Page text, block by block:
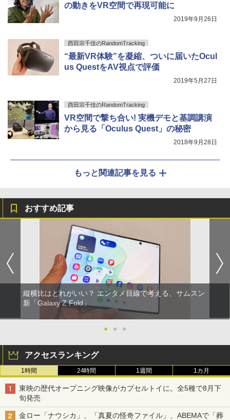
の動きをVR空間で再現可能に
2019年9月26日
西田宗千佳のRandomTracking
“最新VR体験”を凝縮、ついに届いたOcul
us QuestをAV視点で評価
2019年5月27日
西田宗千佳のRandomTracking
VR空間で撃ち合い! 実機デモと基調講演
から見る「Oculus Quest」の秘密
2018年9月28日
もっと関連記事を見る
おすすめ記事
縦横比はどれがいい？ エンタメ目線で考える、サムスン
新「Galaxy Z Fold」
● ● ●
アクセスランキング
1時間 24時間 1週間 1カ月
東映の歴代オープニング映像がカプセルトイに。全5種で8月下
旬発売
金ロー「ナウシカ」、「真夏の怪奇ファイル」、ABEMAで「葬